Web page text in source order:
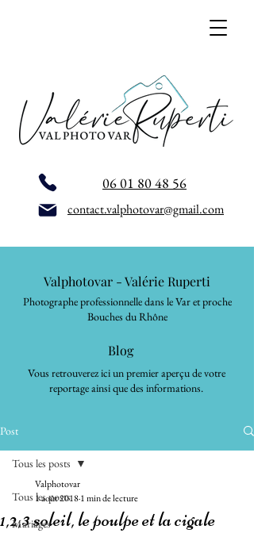
06 01 80 48 56
contact.valphotovar@gmail.com
Valphotovar - Valérie Ruperti
Photographe professionnelle dans le Var et proche
Bouches du Rhône
Blog
Vous retrouverez ici un premier aperçu de votre
reportage ainsi que des informations.
Post
Tous les posts
Mariages
Tous les posts
1,2,3 soleil, le poulpe et la cigale
Valphotovar
1 août 20181 min de lecture